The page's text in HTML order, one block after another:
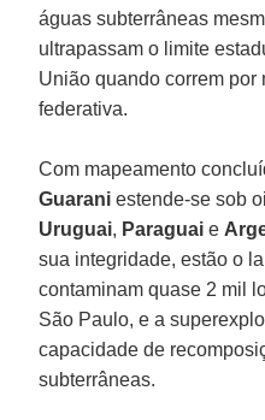
águas subterrâneas
ultrapassam o limite
União quando correm por
federativa.
Com mapeamento
Guarani estende-se sob
Uruguai, Paraguai e
sua integridade, estão o
contaminam quase 2 mil
São Paulo, e a
capacidade de
subterrâneas.